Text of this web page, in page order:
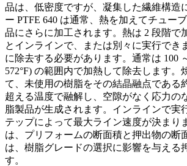
品は、低密度ですが、凝集した繊維構造
ー PTFE 640 は通常、熱を加えてチュー
品にさらに加工されます。熱は 2 段階で
とインラインで、または別々に実行でき
に除去する必要があります。通常は 100
572°F) の範囲内で加熱して除去します。
て、未使用の樹脂をその結晶融点である
超える温度で融解し、空隙がなく応力の
脂製品が生成されます。インラインで実
テップによって最大ライン速度が決まり
は、プリフォームの断面積と押出物の断
は、樹脂グレードの選択に影響を与える
す。